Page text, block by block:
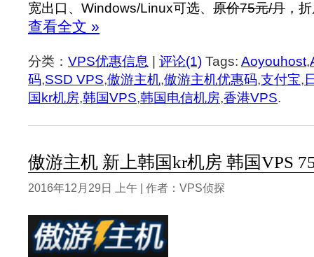
宽出口、Windows/Linux可选、 原价75元/月 ，
查看全文 »
分类： VPS优惠信息 | 评论(1) Tags: Aoyouhost,
码,SSD VPS,傲游主机,傲游主机优惠码,支付宝,
国kr机房,韩国VPS,韩国电信机房,香港VPS.
傲游主机 新上韩国kr机房 韩国VPS
2016年12月29日 上午 | 作者：VPS侦探